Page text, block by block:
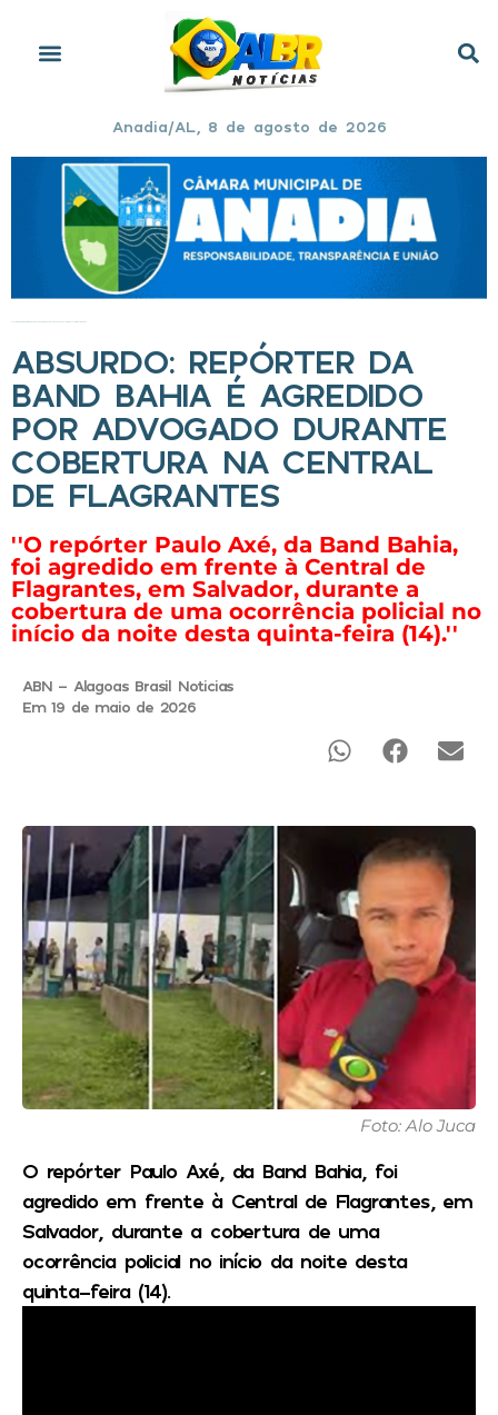
Anadia/AL, 8 de agosto de 2026
ABSURDO: REPÓRTER DA
BAND BAHIA É AGREDIDO
POR ADVOGADO DURANTE
COBERTURA NA CENTRAL
DE FLAGRANTES
''O repórter Paulo Axé, da Band Bahia,
foi agredido em frente à Central de
Flagrantes, em Salvador, durante a
cobertura de uma ocorrência policial no
início da noite desta quinta-feira (14).''
ABN - Alagoas Brasil Noticias
Em 19 de maio de 2026
Foto: Alo Juca
O repórter Paulo Axé, da Band Bahia, foi
agredido em frente à Central de Flagrantes, em
Salvador, durante a cobertura de uma
ocorrência policial no início da noite desta
quinta-feira (14).